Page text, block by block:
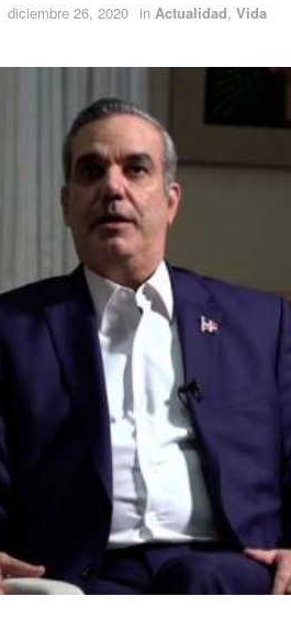
diciembre 26, 2020 in Actualidad, Vida